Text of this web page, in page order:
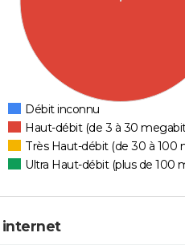
Débit inconnu
Haut-débit (de 3 à 30
Très Haut-débit (de 30 à 100
Ultra Haut-débit (plus de 100